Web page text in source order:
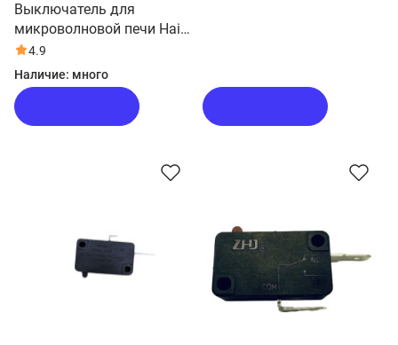
Выключатель для
микроволновой печи Haier
HMX-DG289X
4.9
Наличие: много